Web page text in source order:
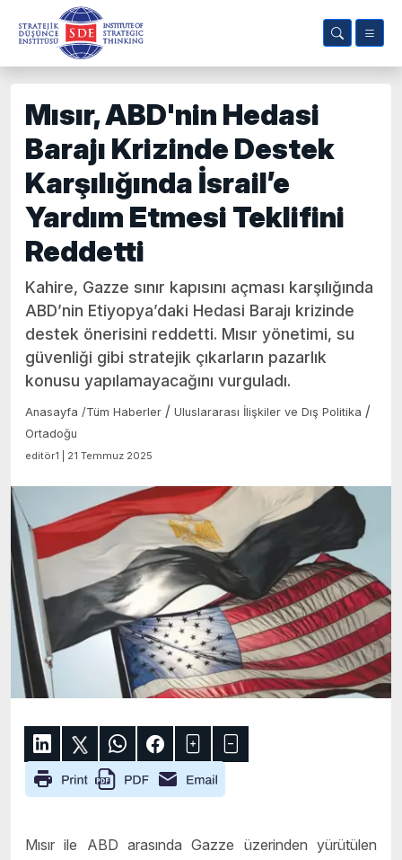
Mısır, ABD'nin Hedasi
Barajı Krizinde Destek
Karşılığında İsrail’e
Yardım Etmesi Teklifini
Reddetti
Kahire, Gazze sınır kapısını açması karşılığında
ABD’nin Etiyopya’daki Hedasi Barajı krizinde
destek önerisini reddetti. Mısır yönetimi, su
güvenliği gibi stratejik çıkarların pazarlık
konusu yapılamayacağını vurguladı.
Anasayfa /Tüm Haberler / Uluslararası İlişkiler ve Dış Politika /
Ortadoğu
editör1 | 21 Temmuz 2025
Mısır ile ABD arasında Gazze üzerinden yürütülen